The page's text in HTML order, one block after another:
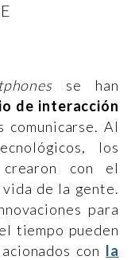
se han
de interacción
Al
los
con el
de la gente.
para
tiempo pueden
con la